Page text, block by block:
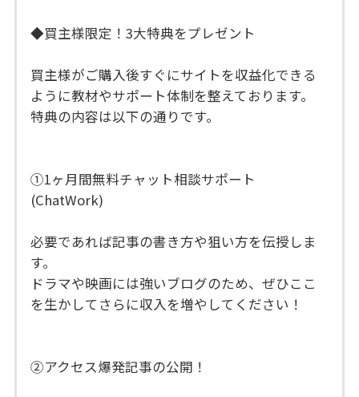
◆買主様限定！3大特典をプレゼント
買主様がご購入後すぐにサイトを収益化できる
ように教材やサポート体制を整えております。
特典の内容は以下の通りです。
①1ヶ月間無料チャット相談サポート
(ChatWork)
必要であれば記事の書き方や狙い方を伝授しま
す。
ドラマや映画には強いブログのため、ぜひここ
を生かしてさらに収入を増やしてください！
②アクセス爆発記事の公開！